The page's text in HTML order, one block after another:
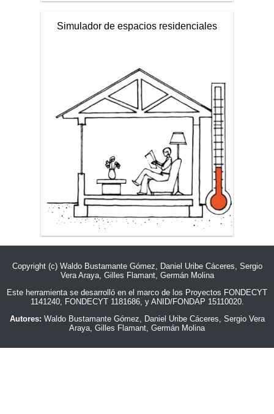
Simulador de espacios residenciales
Copyright (c) Waldo Bustamante Gómez, Daniel Uribe Cáceres, Sergio
Vera Araya, Gilles Flamant, Germán Molina
Este herramienta se desarrolló en el marco de los Proyectos FONDECYT
1141240, FONDECYT 1181686, y ANID/FONDAP 15110020.
Autores: Waldo Bustamante Gómez, Daniel Uribe Cáceres, Sergio Vera
Araya, Gilles Flamant, Germán Molina